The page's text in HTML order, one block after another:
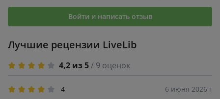
Войти и написать отзыв
Лучшие рецензии LiveLib
4,2 из 5/ 9 оценок
4 6 июня 2026 г